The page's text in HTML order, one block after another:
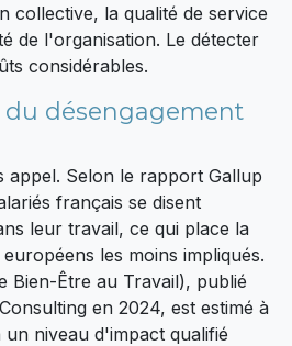
collective, la qualité de service
de l'organisation. Le détecter
considérables.
du désengagement
appel. Selon le rapport Gallup
français se disent
leur travail, ce qui place la
les moins impliqués.
Bien-Être au Travail), publié
en 2024, est estimé à
niveau d'impact qualifié